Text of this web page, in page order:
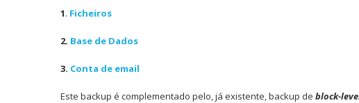
1. Ficheiros
2. Base de Dados
3. Conta de email
Este backup é complementado pelo, já existente, backup de block-